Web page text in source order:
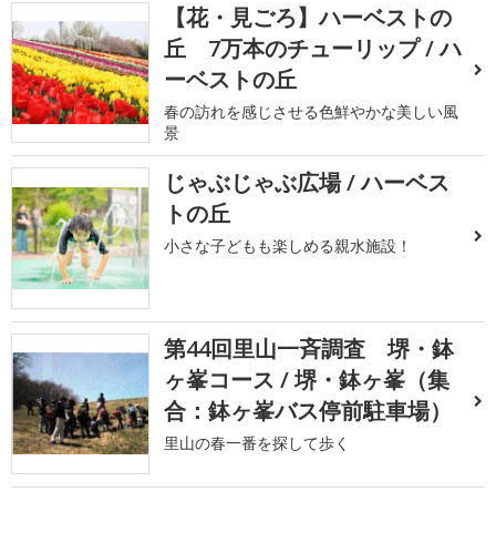
【花・見ごろ】ハーベストの
丘 7万本のチューリップ / ハ
ーベストの丘
春の訪れを感じさせる色鮮やかな美しい風
景
じゃぶじゃぶ広場 / ハーベス
トの丘
小さな子どもも楽しめる親水施設！
第44回里山一斉調査 堺・鉢
ヶ峯コース / 堺・鉢ヶ峯（集
合：鉢ヶ峯バス停前駐車場）
里山の春一番を探して歩く